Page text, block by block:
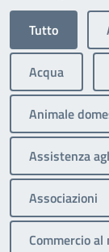
Tutto
Acqua
Animale
Assistenza
Associazioni
Commercio